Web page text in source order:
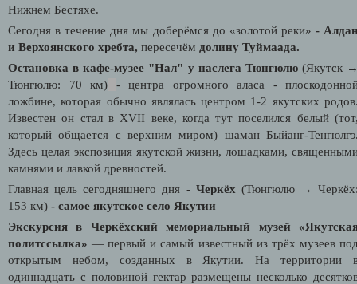
Нижнем Бестяхе.
Сегодня в течение дня мы доберёмся до «золотой реки» -
и Верхоянского хребта, пересечём долину Туймаада.
Остановка в кафе-музее "Нал" у наслега Тюнгюлю(Якутск
Тюнгюлю: 70 км)
- центра огромного аласа -
ложбине, которая обычно являлась центром 1-2 якутских
Известен он стал в XVII веке, когда тут поселился белый
который общается с верхним миром) шаман Быйанг-
Здесь целая экспозиция якутской жизни, лошадками,
камнями и лавкой древностей.
Главная цель сегодняшнего дня -Черкёх (Тюнгюлю →
153 км) - самое якутское село Якутии
Экскурсия в Черкёхский мемориальный музей
политссылка» — первый и самый известный из трёх музеев
открытым небом, созданных в Якутии. На территории
одиннадцать с половиной гектар размещены несколько